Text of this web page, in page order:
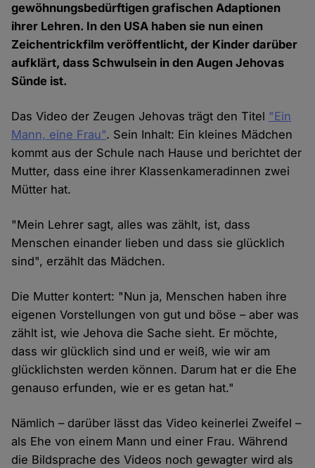
gewöhnungsbedürftigen grafischen Adaptionen
ihrer Lehren. In den USA haben sie nun einen
Zeichentrickfilm veröffentlicht, der Kinder darüber
aufklärt, dass Schwulsein in den Augen Jehovas
Sünde ist.
Das Video der Zeugen Jehovas trägt den Titel "Ein
Mann, eine Frau". Sein Inhalt: Ein kleines Mädchen
kommt aus der Schule nach Hause und berichtet der
Mutter, dass eine ihrer Klassenkameradinnen zwei
Mütter hat.
"Mein Lehrer sagt, alles was zählt, ist, dass
Menschen einander lieben und dass sie glücklich
sind", erzählt das Mädchen.
Die Mutter kontert: "Nun ja, Menschen haben ihre
eigenen Vorstellungen von gut und böse – aber was
zählt ist, wie Jehova die Sache sieht. Er möchte,
dass wir glücklich sind und er weiß, wie wir am
glücklichsten werden können. Darum hat er die Ehe
genauso erfunden, wie er es getan hat."
Nämlich – darüber lässt das Video keinerlei Zweifel –
als Ehe von einem Mann und einer Frau. Während
die Bildsprache des Videos noch gewagter wird als